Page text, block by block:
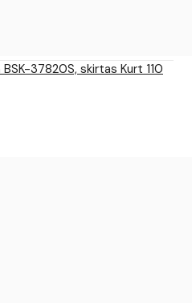
37820S, skirtas Kurt 110